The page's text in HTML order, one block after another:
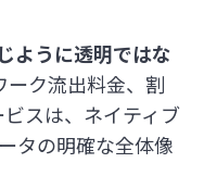
ように透明ではな
ーク流出料金、割
スは、ネイティブ
タの明確な全体像